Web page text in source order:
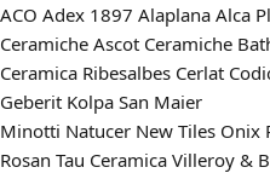
ACO Adex 1897 Alaplana Alca
Ceramiche Ascot Ceramiche
Ceramica Ribesalbes Cerlat
Geberit Kolpa San Maier
Minotti Natucer New Tiles Onix
Rosan Tau Ceramica Villeroy &